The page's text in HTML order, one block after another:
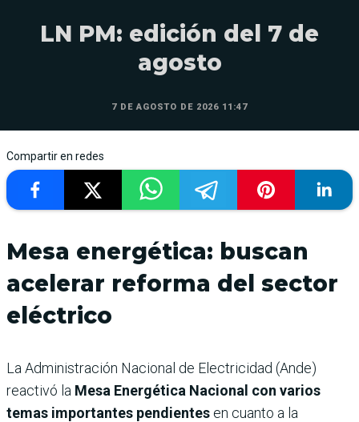
LN PM: edición del 7 de
agosto
7 DE AGOSTO DE 2026 11:47
Compartir en redes
Mesa energética: buscan
acelerar reforma del sector
eléctrico
La Administración Nacional de Electricidad (Ande)
reactivó la Mesa Energética Nacional con varios
temas importantes pendientes en cuanto a la